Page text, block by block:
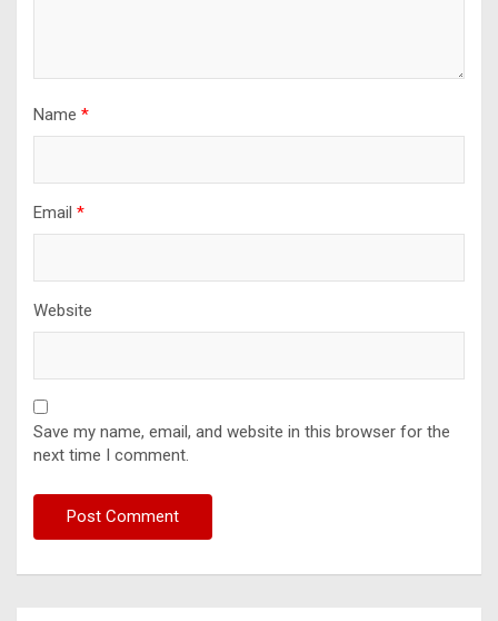
Name *
Email *
Website
Save my name, email, and website in this browser for the
next time I comment.